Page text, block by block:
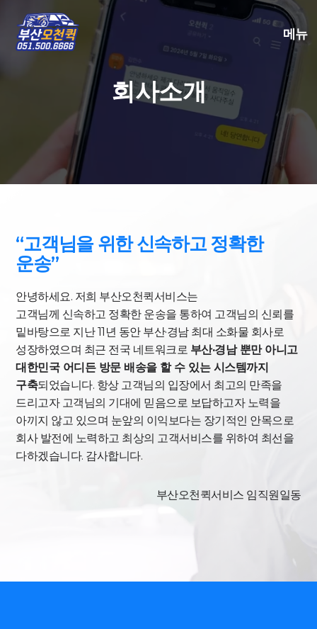
메뉴
회사소개
“고객님을 위한 신속하고 정확한
운송”
안녕하세요. 저희 부산오천퀵서비스는
고객님께 신속하고 정확한 운송을 통하여 고객님의 신뢰를
밑바탕으로 지난 11년 동안 부산·경남 최대 소화물 회사로
성장하였으며 최근 전국 네트워크로 부산·경남 뿐만 아니고
대한민국 어디든 방문 배송을 할 수 있는 시스템까지
구축되었습니다. 항상 고객님의 입장에서 최고의 만족을
드리고자 고객님의 기대에 믿음으로 보답하고자 노력을
아끼지 않고 있으며 눈앞의 이익보다는 장기적인 안목으로
회사 발전에 노력하고 최상의 고객서비스를 위하여 최선을
다하겠습니다. 감사합니다.
부산오천퀵서비스 임직원일동